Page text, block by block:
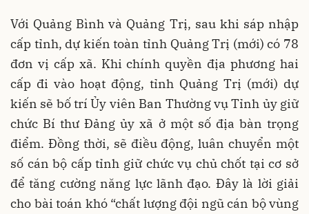
Với Quảng Bình và Quảng Trị, sau khi sáp nhập
cấp tỉnh, dự kiến toàn tỉnh Quảng Trị (mới) có 78
đơn vị cấp xã. Khi chính quyền địa phương hai
cấp đi vào hoạt động, tỉnh Quảng Trị (mới) dự
kiến sẽ bố trí Ủy viên Ban Thường vụ Tỉnh ủy giữ
chức Bí thư Đảng ủy xã ở một số địa bàn trọng
điểm. Đồng thời, sẽ điều động, luân chuyển một
số cán bộ cấp tỉnh giữ chức vụ chủ chốt tại cơ sở
để tăng cường năng lực lãnh đạo. Đây là lời giải
cho bài toán khó “chất lượng đội ngũ cán bộ vùng